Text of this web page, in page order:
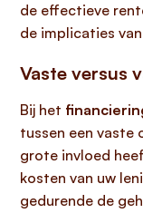
de effectieve
de implicaties
Vaste versus
Bij het
tussen een vaste
grote invloed
kosten van uw
gedurende de